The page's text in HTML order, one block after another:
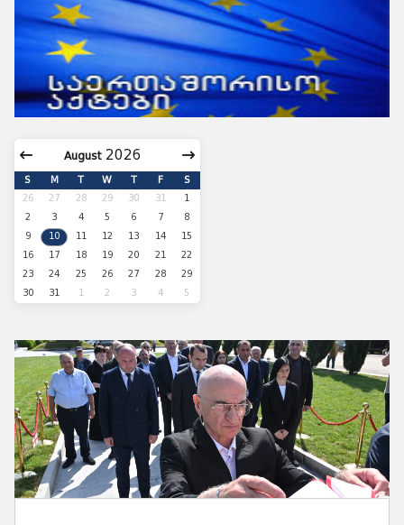
August
S M T W T F S
26 27 28 29 30 31
1
2
3 4 5 6 7
8
9
10 11 12 13 14
15
16
17 18 19 20 21
22
23
24 25 26 27 28
29
30
31 1 2 3 4 5